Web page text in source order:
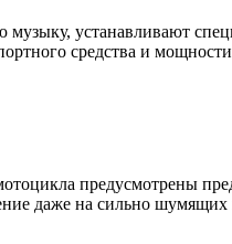
устанавливают
средства и мощности
предусмотрены
даже на сильно шумящих